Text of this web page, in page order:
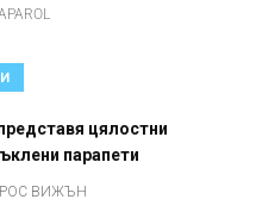
цялостни
парапети
ВИЖЪН